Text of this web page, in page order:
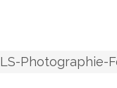
LS-Photographie-